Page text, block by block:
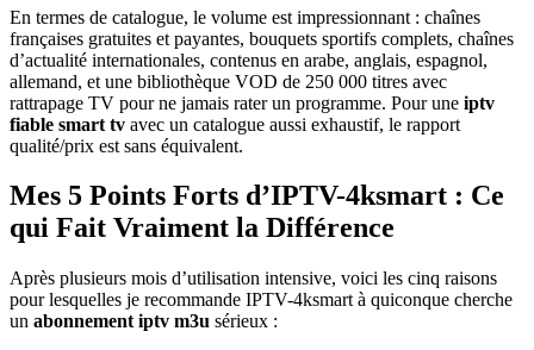
En termes de catalogue, le volume est impressionnant : chaînes
françaises gratuites et payantes, bouquets sportifs complets, chaînes
d’actualité internationales, contenus en arabe, anglais, espagnol,
allemand, et une bibliothèque VOD de 250 000 titres avec
rattrapage TV pour ne jamais rater un programme. Pour une iptv
fiable smart tv avec un catalogue aussi exhaustif, le rapport
qualité/prix est sans équivalent.
Mes 5 Points Forts d’IPTV-4ksmart : Ce
qui Fait Vraiment la Différence
Après plusieurs mois d’utilisation intensive, voici les cinq raisons
pour lesquelles je recommande IPTV-4ksmart à quiconque cherche
un abonnement iptv m3u sérieux :